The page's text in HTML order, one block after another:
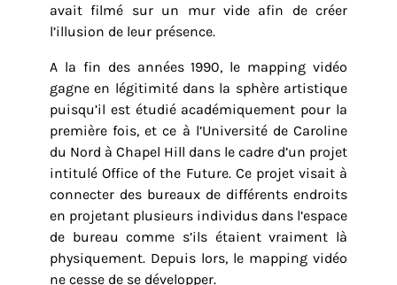
avait filmé sur un mur vide afin de créer
l’illusion de leur présence.
A la fin des années 1990, le mapping vidéo
gagne en légitimité dans la sphère artistique
puisqu’il est étudié académiquement pour la
première fois, et ce à l’Université de Caroline
du Nord à Chapel Hill dans le cadre d’un projet
intitulé Office of the Future. Ce projet visait à
connecter des bureaux de différents endroits
en projetant plusieurs individus dans l’espace
de bureau comme s’ils étaient vraiment là
physiquement. Depuis lors, le mapping vidéo
ne cesse de se développer.